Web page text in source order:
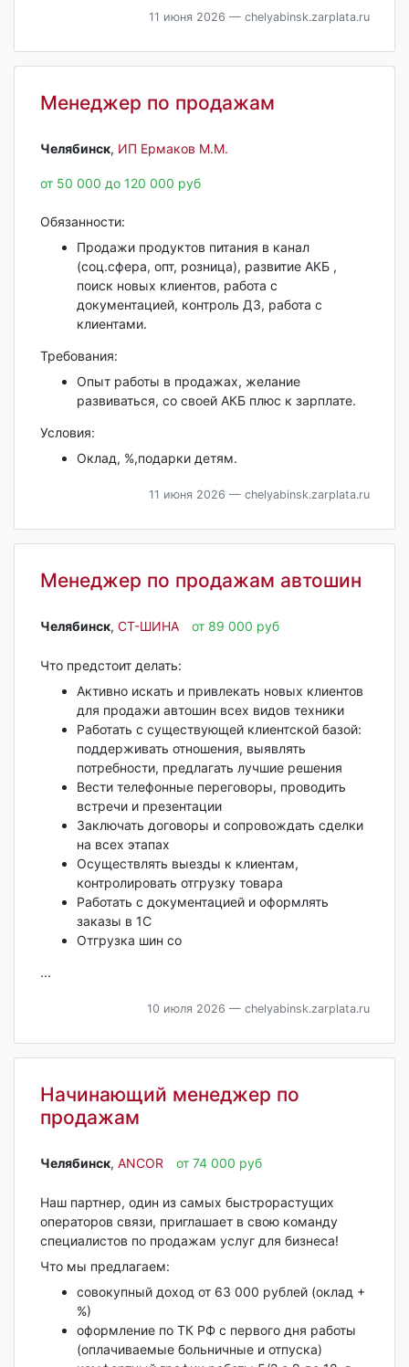
11 июня 2026 — chelyabinsk.zarplata.ru
Менеджер по продажам
Челябинск‎, ИП Ермаков М.М.
от 50 000 до 120 000 руб
Обязанности:
Продажи продуктов питания в канал
(соц.сфера, опт, розница), развитие АКБ ,
поиск новых клиентов, работа с
документацией, контроль ДЗ, работа с
клиентами.
Требования:
Опыт работы в продажах, желание
развиваться, со своей АКБ плюс к зарплате.
Условия:
Оклад, %,подарки детям.
11 июня 2026 — chelyabinsk.zarplata.ru
Менеджер по продажам автошин
Челябинск‎, СТ-ШИНА от 89 000 руб
Что предстоит делать:
Активно искать и привлекать новых клиентов
для продажи автошин всех видов техники
Работать с существующей клиентской базой:
поддерживать отношения, выявлять
потребности, предлагать лучшие решения
Вести телефонные переговоры, проводить
встречи и презентации
Заключать договоры и сопровождать сделки
на всех этапах
Осуществлять выезды к клиентам,
контролировать отгрузку товара
Работать с документацией и оформлять
заказы в 1С
Отгрузка шин со
...
10 июля 2026 — chelyabinsk.zarplata.ru
Начинающий менеджер по
продажам
Челябинск‎, ANCOR от 74 000 руб
Наш партнер, один из самых быстрорастущих
операторов связи, приглашает в свою команду
специалистов по продажам услуг для бизнеса!
Что мы предлагаем:
совокупный доход от 63 000 рублей (оклад +
%)
оформление по ТК РФ с первого дня работы
(оплачиваемые больничные и отпуска)